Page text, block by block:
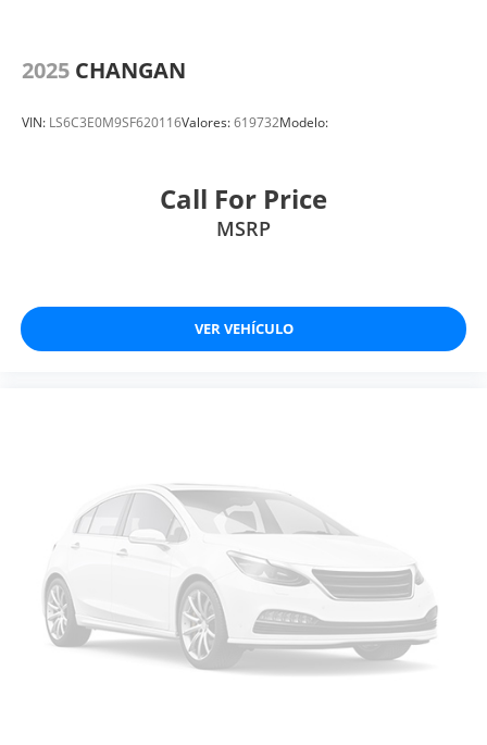
2025 CHANGAN
VIN: LS6C3E0M9SF620116Valores:619732Modelo:
Call For Price
MSRP
VER VEHÍCULO